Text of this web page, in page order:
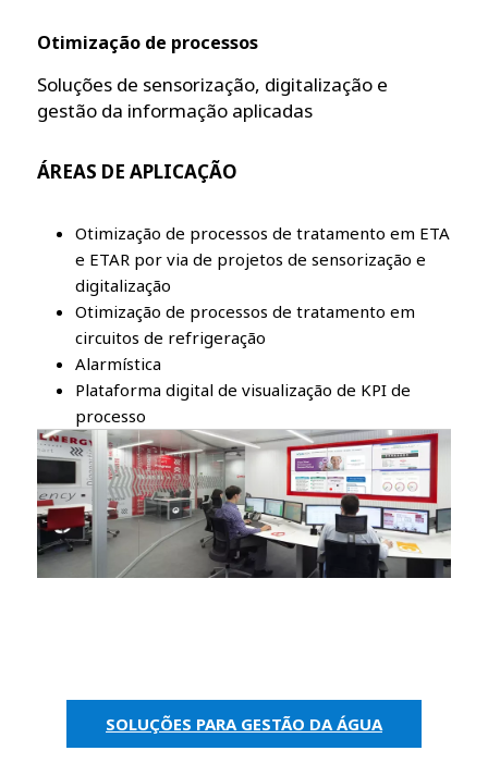
Otimização de processos
Soluções de sensorização, digitalização e
gestão da informação aplicadas
ÁREAS DE APLICAÇÃO
Otimização de processos de tratamento em ETA
e ETAR por via de projetos de sensorização e
digitalização
Otimização de processos de tratamento em
circuitos de refrigeração
Alarmística
Plataforma digital de visualização de KPI de
processo
SOLUÇÕES PARA GESTÃO DA ÁGUA